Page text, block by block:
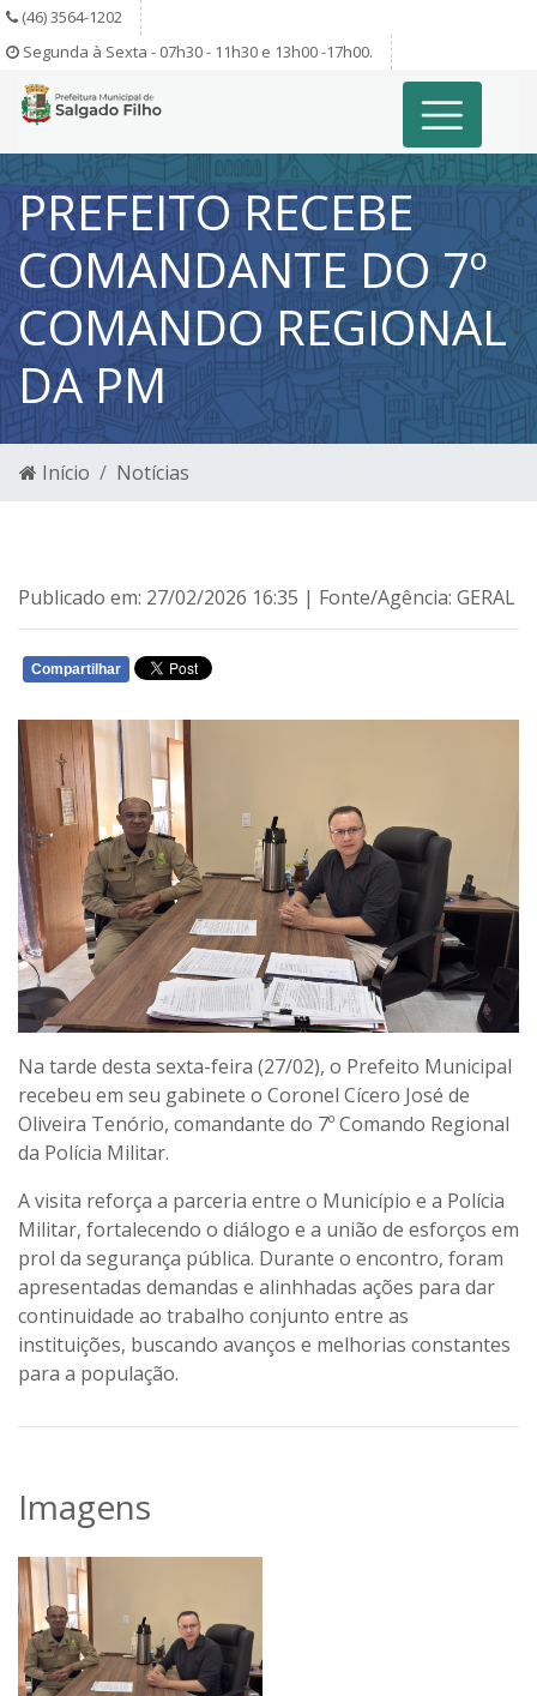
(46) 3564-1202
Segunda à Sexta - 07h30 - 11h30 e 13h00 -17h00.
PREFEITO RECEBE
COMANDANTE DO 7º
COMANDO REGIONAL
DA PM
Início Notícias
Publicado em: 27/02/2026 16:35 | Fonte/Agência: GERAL
Compartilhar
Na tarde desta sexta-feira (27/02), o Prefeito Municipal
recebeu em seu gabinete o Coronel Cícero José de
Oliveira Tenório, comandante do 7º Comando Regional
da Polícia Militar.
A visita reforça a parceria entre o Município e a Polícia
Militar, fortalecendo o diálogo e a união de esforços em
prol da segurança pública. Durante o encontro, foram
apresentadas demandas e alinhhadas ações para dar
continuidade ao trabalho conjunto entre as
instituições, buscando avanços e melhorias constantes
para a população.
Imagens